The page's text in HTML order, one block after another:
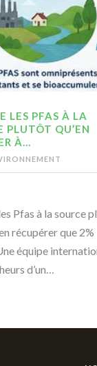
LES PFAS À LA
PLUTÔT QU’EN
À…
Pfas à la source
récupérer que 2%
équipe
d’un…